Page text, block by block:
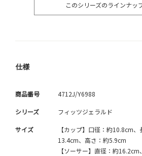
このシリーズのラインナッ
仕様
商品番号 4712J/Y6988
シリーズ フィッツジェラルド
サイズ
【カップ】口径：約10.8cm
13.4cm、高さ：約5.9cm
【ソーサー】直径：約